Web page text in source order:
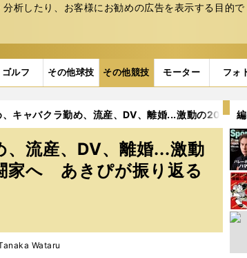
析したり、お客様にお勧めの広告を表⽰する⽬的
ゴルフ その他球技 その他競技 モーター フォ
キャバクラ勤め、流産、DV、離婚...激動の20代
流産、DV、離婚...激動
家へ あきぴが振り返る
Wataru